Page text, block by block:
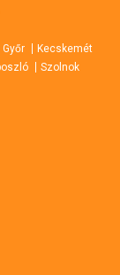
Győr
Kecskemét
Szolnok